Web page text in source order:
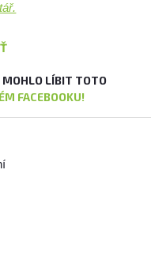
MOHLO LÍBIT TOTO
FACEBOOKU!